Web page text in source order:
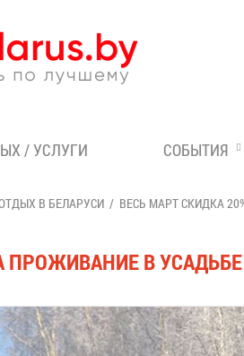
/ УСЛУГИ СОБЫТИЯ
В БЕЛАРУСИ ВЕСЬ МАРТ СКИДКА
ПРОЖИВАНИЕ В